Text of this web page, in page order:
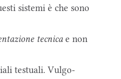
sistemi è che sono
tecnicae non
testuali. Vulgo-